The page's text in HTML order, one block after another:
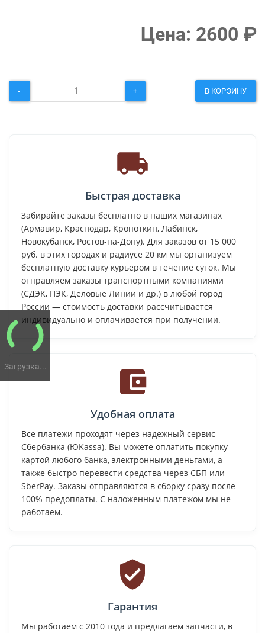
Загрузка...
Цена: 2600 ₽
- + В КОРЗИНУ
Быстрая доставка
Забирайте заказы бесплатно в наших магазинах
(Армавир, Краснодар, Кропоткин, Лабинск,
Новокубанск, Ростов-на-Дону). Для заказов от 15 000
руб. в этих городах и радиусе 20 км мы организуем
бесплатную доставку курьером в течение суток. Мы
отправляем заказы транспортными компаниями
(СДЭК, ПЭК, Деловые Линии и др.) в любой город
России — стоимость доставки рассчитывается
индивидуально и оплачивается при получении.
Удобная оплата
Все платежи проходят через надежный сервис
Сбербанка (ЮKassa). Вы можете оплатить покупку
картой любого банка, электронными деньгами, а
также быстро перевести средства через СБП или
SberPay. Заказы отправляются в сборку сразу после
100% предоплаты. С наложенным платежом мы не
работаем.
Гарантия
Мы работаем с 2010 года и предлагаем запчасти, в